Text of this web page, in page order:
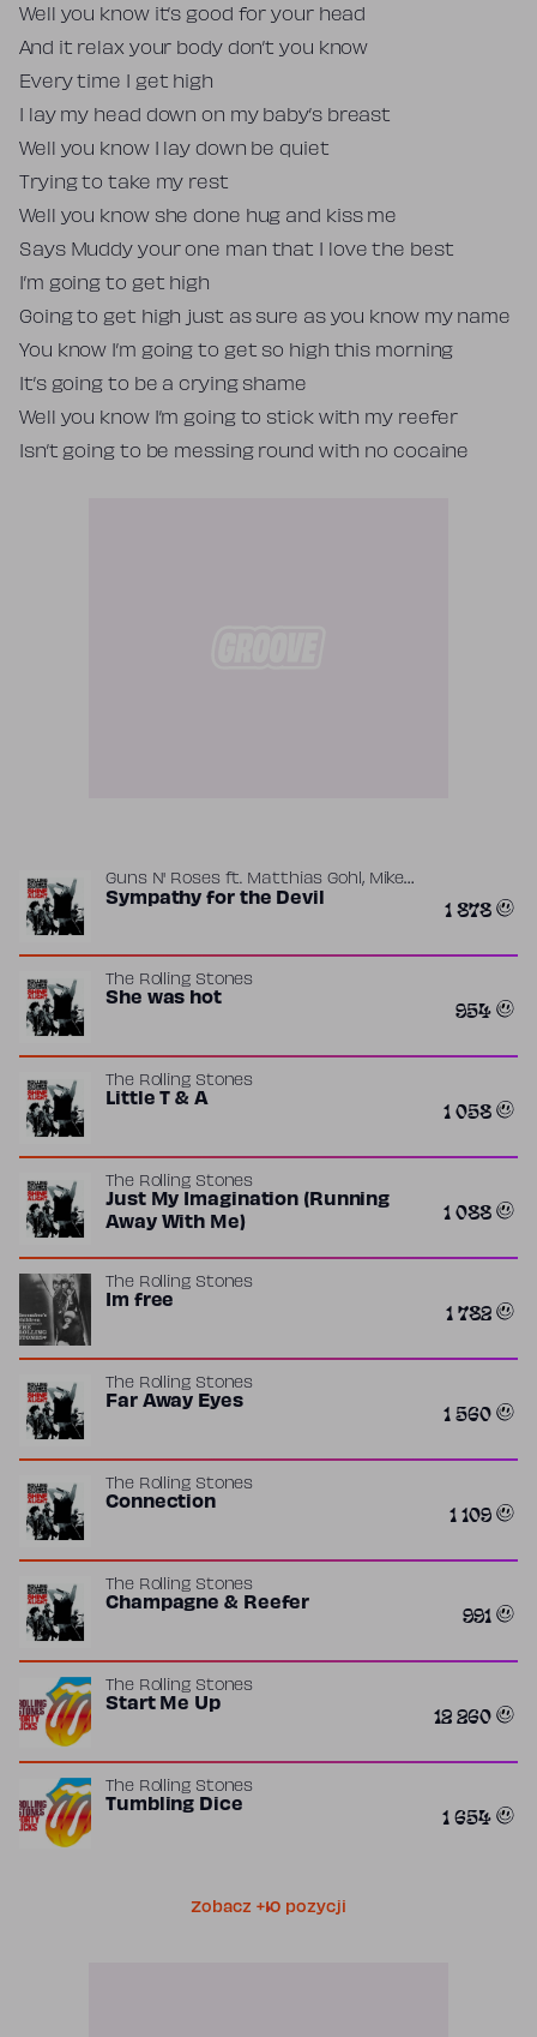
Well you know it’s good for your head
And it relax your body don’t you know
Every time I get high
I lay my head down on my baby’s breast
Well you know I lay down be quiet
Trying to take my rest
Well you know she done hug and kiss me
Says Muddy your one man that I love the best
I’m going to get high
Going to get high just as sure as you know my name
You know I’m going to get so high this morning
It’s going to be a crying shame
Well you know I’m going to stick with my reefer
Isn’t going to be messing round with no cocaine
Guns N' Rosesft. Matthias Gohl , Mike
Clink
Sympathy for the Devil 1 878
The Rolling Stones
She was hot 954
The Rolling Stones
Little T & A 1 058
The Rolling Stones
Just My Imagination (Running
Away With Me)
1 088
The Rolling Stones
Im free 1 782
The Rolling Stones
Far Away Eyes 1 560
The Rolling Stones
Connection 1 109
The Rolling Stones
Champagne & Reefer 991
The Rolling Stones
Start Me Up 12 260
The Rolling Stones
Tumbling Dice 1 654
Zobacz +10 pozycji